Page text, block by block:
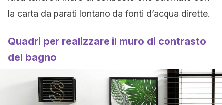
la carta da parati lontano da fonti d’acqua dirette.
Quadri per realizzare il muro di contrasto
del bagno